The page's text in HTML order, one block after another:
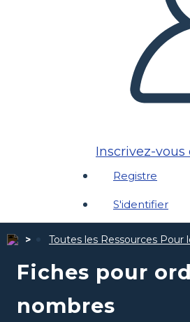
Inscrivez-
Registre
S'identifier
Toutes les Ressources Pour
Fiches pour
nombres